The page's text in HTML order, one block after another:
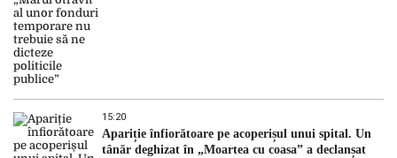
15:20
Apariție înfiorătoare pe acoperișul unui spital. Un
tânăr deghizat în „Moartea cu coasa” a declanșat